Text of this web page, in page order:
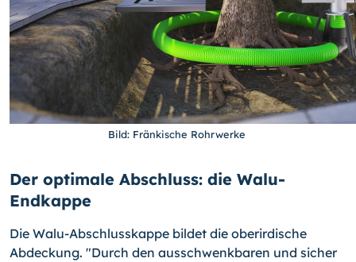
Bild: Fränkische Rohrwerke
Der optimale Abschluss: die Walu-
Endkappe
Die Walu-Abschlusskappe bildet die oberirdische
Abdeckung. "Durch den ausschwenkbaren und sicher